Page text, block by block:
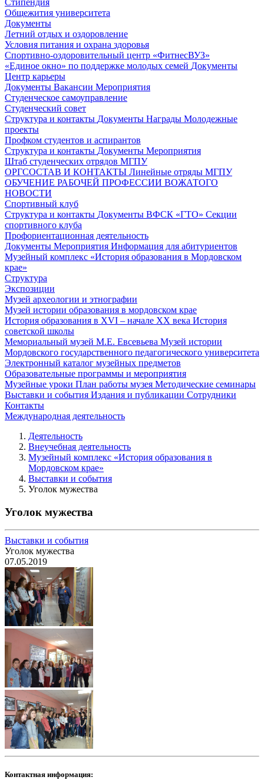
Общежития университета
Документы
Летний отдых и оздоровление
Условия питания и охрана здоровья
Спортивно-оздоровительный центр «ФитнесВУЗ»
«Единое окно» по поддержке молодых семей Документы
Центр карьеры
Документы Вакансии Мероприятия
Студенческое самоуправление
Студенческий совет
Структура и контакты Документы Награды Молодежные
проекты
Профком студентов и аспирантов
Структура и контакты Документы Мероприятия
Штаб студенческих отрядов МГПУ
ОРГСОСТАВ И КОНТАКТЫ Линейные отряды МГПУ
ОБУЧЕНИЕ РАБОЧЕЙ ПРОФЕССИИ ВОЖАТОГО
НОВОСТИ
Спортивный клуб
Структура и контакты Документы ВФСК «ГТО» Секции
спортивного клуба
Профориентационная деятельность
Документы Мероприятия Информация для абитуриентов
Музейный комплекс «История образования в Мордовском
крае»
Структура
Экспозиции
Музей археологии и этнографии
Музей истории образования в мордовском крае
История образования в XVI – начале XX века История
советской школы
Мемориальный музей М.Е. Евсевьева Музей истории
Мордовского государственного педагогического университета
Электронный каталог музейных предметов
Образовательные программы и мероприятия
Музейные уроки План работы музея Методические семинары
Выставки и события Издания и публикации Сотрудники
Контакты
Международная деятельность
Деятельность
Внеучебная деятельность
Музейный комплекс «История образования в
Мордовском крае»
Выставки и события
Уголок мужества
Уголок мужества
Выставки и события
Уголок мужества
07.05.2019
Контактная информация: